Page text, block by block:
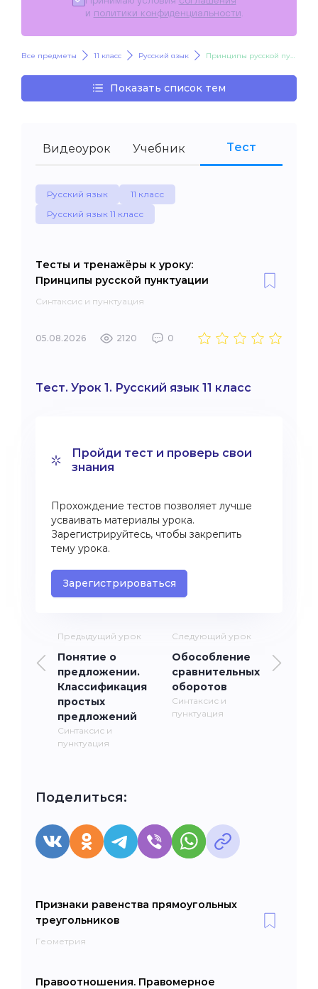
и политики конфиденциальности
Все предметы 11 класс Русский язык Принципы русской пунктуации
Показать список тем
Видеоурок Учебник Тест
Русский язык
11 класс
Русский язык 11 класс
Тесты и тренажёры к уроку:
Принципы русской пунктуации
Синтаксис и пунктуация
05.08.2026 2120 0
Тест. Урок 1. Русский язык 11 класс
Пройди тест и проверь свои
знания
Прохождение тестов позволяет лучше
усваивать материалы урока.
Зарегистрируйтесь, чтобы закрепить
тему урока.
Зарегистрироваться
Предыдущий урок
Понятие о
предложении.
Классификация
простых
предложений
Синтаксис и
пунктуация
Следующий урок
Обособление
сравнительных
оборотов
Синтаксис и
пунктуация
Поделиться:
Признаки равенства прямоугольных
треугольников
Геометрия
Правоотношения. Правомерное